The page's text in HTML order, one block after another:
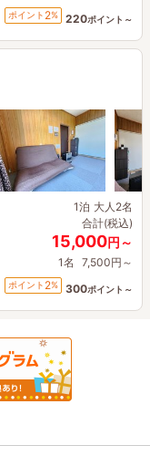
ポイント 2% 220ポイント～
1泊 大人2名
合計(税込)
15,000円～
1名 7,500円～
ポイント 2% 300ポイント～